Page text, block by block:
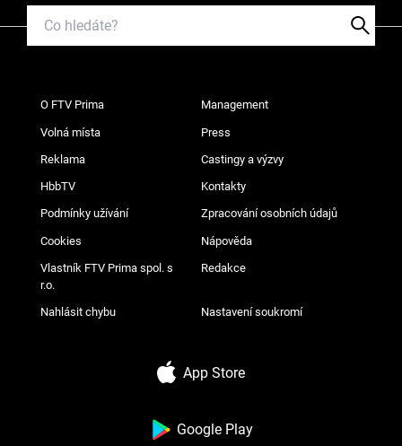
O FTV Prima Management
Volná místa Press
Reklama Castingy a výzvy
HbbTV Kontakty
Podmínky užívání Zpracování osobních údajů
Cookies Nápověda
Vlastník FTV Prima spol. s
r.o.
Redakce
Nahlásit chybu Nastavení soukromí
App Store
Google Play